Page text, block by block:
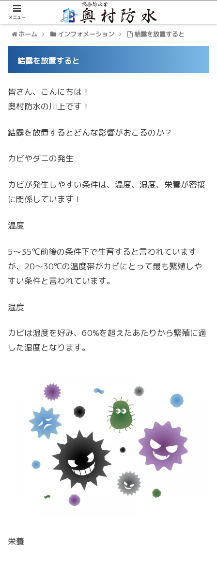
ホーム インフォメーション 結露を放置すると
結露を放置すると
皆さん、こんにちは！
奥村防水の川上です！
結露を放置するとどんな影響がおこるのか？
カビやダニの発生
カビが発生しやすい条件は、温度、湿度、栄養が密接
に関係しています！
温度
5〜35℃前後の条件下で生育すると言われています
が、20〜30℃の温度帯がカビにとって最も繁殖しや
すい条件と言われています。
湿度
カビは湿度を好み、60%を超えたあたりから繁殖に適
した湿度となります。
栄養
メニュー